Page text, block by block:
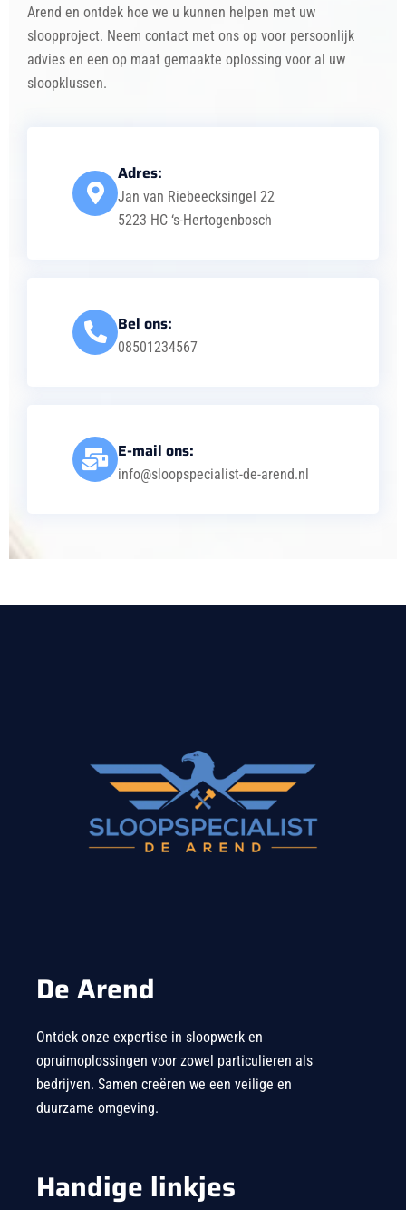
Arend en ontdek hoe we u kunnen helpen met uw
sloopproject. Neem contact met ons op voor persoonlijk
advies en een op maat gemaakte oplossing voor al uw
sloopklussen.
Adres:
Jan van Riebeecksingel 22
5223 HC ‘s-Hertogenbosch
Bel ons:
08501234567
E-mail ons:
info@sloopspecialist-de-arend.nl
De Arend
Ontdek onze expertise in sloopwerk en
opruimoplossingen voor zowel particulieren als
bedrijven. Samen creëren we een veilige en
duurzame omgeving.
Handige linkjes